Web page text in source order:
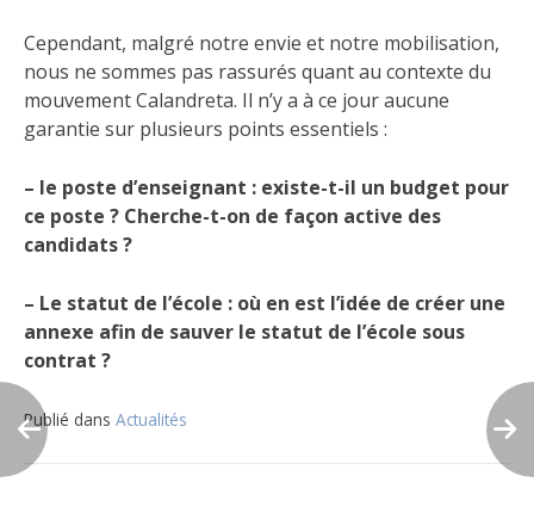
Cependant, malgré notre envie et notre mobilisation,
nous ne sommes pas rassurés quant au contexte du
mouvement Calandreta. Il n’y a à ce jour aucune
garantie sur plusieurs points essentiels :
– le poste d’enseignant : existe-t-il un budget pour
ce poste ? Cherche-t-on de façon active des
candidats ?
– Le statut de l’école : où en est l’idée de créer une
annexe afin de sauver le statut de l’école sous
contrat ?
Publié dans Actualités
Navigation